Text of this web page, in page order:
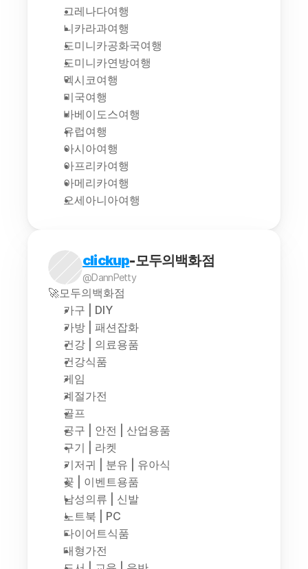
그레나다여행
니카라과여행
도미니카공화국여행
도미니카연방여행
멕시코여행
미국여행
바베이도스여행
유럽여행
아시아여행
아프리카여행
아메리카여행
오세아니아여행
clickup-모두의백화점
@DannPetty
🚀모두의백화점
가구 | DIY
가방 | 패션잡화
건강 | 의료용품
건강식품
게임
계절가전
골프
공구 | 안전 | 산업용품
구기 | 라켓
기저귀 | 분유 | 유아식
꽃 | 이벤트용품
남성의류 | 신발
노트북 | PC
다이어트식품
대형가전